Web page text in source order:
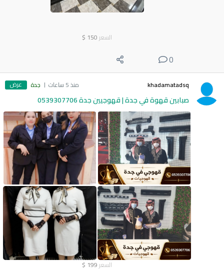
السعر 150
$
0
khadamatadsq منذ 5 ساعات جدة عرض
صبابين قهوة في جدة | قهوجيين جدة 0539307706
السعر 199
$